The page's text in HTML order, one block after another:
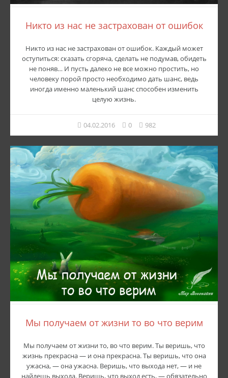
Никто из нас не застрахован от ошибок
Никто из нас не застрахован от ошибок. Каждый может
оступиться: сказать сгоряча, сделать не подумав, обидеть
не поняв… И пусть далеко не все можно простить, но
человеку порой просто необходимо дать шанс, ведь
иногда именно маленький шанс способен изменить
целую жизнь.
04.02.2016 0 982
Мы получаем от жизни то во что верим
Мы получаем от жизни то, во что верим. Ты веришь, что
жизнь прекрасна — и она прекрасна. Ты веришь, что она
ужасна, — она ужасна. Веришь, что выхода нет, — и не
найдешь выхода. Веришь, что выход есть, — обязательно